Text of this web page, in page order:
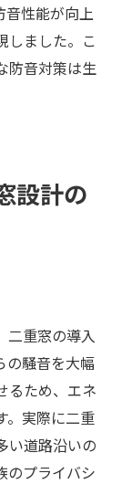
音性能が向上
しました。こ
防音対策は生
設計の
二重窓の導入
の騒音を大幅
るため、エネ
。実際に二重
い道路沿いの
のプライバシ